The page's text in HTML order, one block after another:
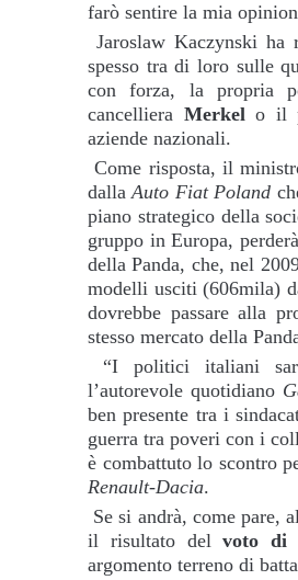
farò sentire la mia
Jaroslaw Kaczynski
spesso tra di loro sulle
con forza, la propria
cancelliera Merkelo il
aziende nazionali.
Come risposta, il
dallaAuto Fiat Poland
piano strategico della
gruppo in Europa,
della Panda, che, nel
modelli usciti (606mila)
dovrebbe passare alla
stesso mercato della
“I politici italiani
l’autorevole quotidiano
ben presente tra i
guerra tra poveri con i
è combattuto lo scontro
Renault-Dacia.
Se si andrà, come
il risultato delvoto di
argomento terreno di